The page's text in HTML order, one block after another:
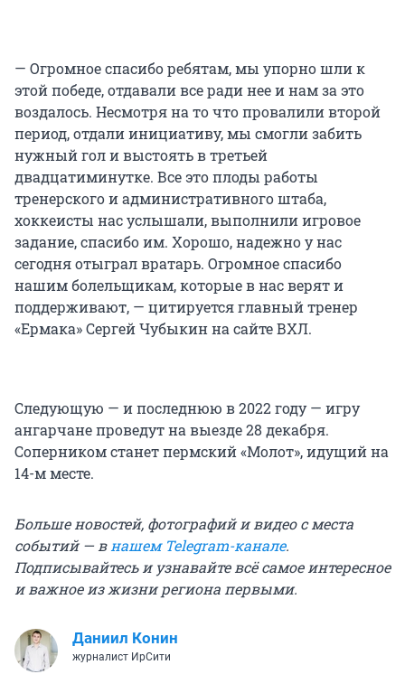
— Огромное спасибо ребятам, мы упорно шли к
этой победе, отдавали все ради нее и нам за это
воздалось. Несмотря на то что провалили второй
период, отдали инициативу, мы смогли забить
нужный гол и выстоять в третьей
двадцатиминутке. Все это плоды работы
тренерского и административного штаба,
хоккеисты нас услышали, выполнили игровое
задание, спасибо им. Хорошо, надежно у нас
сегодня отыграл вратарь. Огромное спасибо
нашим болельщикам, которые в нас верят и
поддерживают, — цитируется главный тренер
«Ермака» Сергей Чубыкин на сайте ВХЛ.
Следующую — и последнюю в 2022 году — игру
ангарчане проведут на выезде 28 декабря.
Соперником станет пермский «Молот», идущий на
14-м месте.
Больше новостей, фотографий и видео с места
событий — внашем Telegram-канале.
Подписывайтесь и узнавайте всё самое интересное
и важное из жизни региона первыми.
Даниил Конин
журналист ИрСити